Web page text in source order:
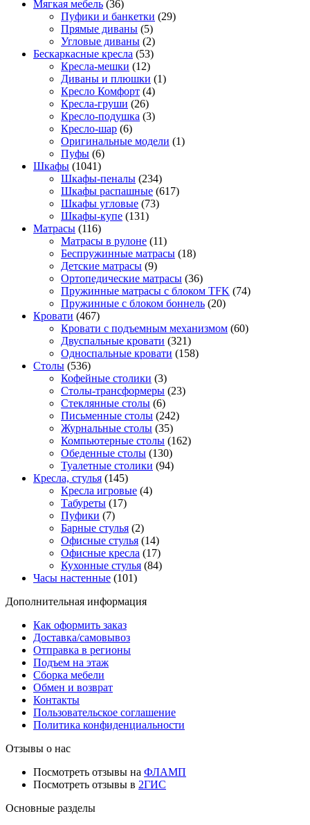
Мягкая мебель (36)
Пуфики и банкетки (29)
Прямые диваны (5)
Угловые диваны (2)
Бескаркасные кресла (53)
Кресла-мешки (12)
Диваны и плюшки (1)
Кресло Комфорт (4)
Кресла-груши (26)
Кресло-подушка (3)
Кресло-шар (6)
Оригинальные модели (1)
Пуфы (6)
Шкафы (1041)
Шкафы-пеналы (234)
Шкафы распашные (617)
Шкафы угловые (73)
Шкафы-купе (131)
Матрасы (116)
Матрасы в рулоне (11)
Беспружинные матрасы (18)
Детские матрасы (9)
Ортопедические матрасы (36)
Пружинные матрасы с блоком TFK (74)
Пружинные с блоком боннель (20)
Кровати (467)
Кровати с подъемным механизмом (60)
Двуспальные кровати (321)
Односпальные кровати (158)
Столы (536)
Кофейные столики (3)
Столы-трансформеры (23)
Стеклянные столы (6)
Письменные столы (242)
Журнальные столы (35)
Компьютерные столы (162)
Обеденные столы (130)
Туалетные столики (94)
Кресла, стулья (145)
Кресла игровые (4)
Табуреты (17)
Пуфики (7)
Барные стулья (2)
Офисные стулья (14)
Офисные кресла (17)
Кухонные стулья (84)
Часы настенные (101)
Дополнительная информация
Как оформить заказ
Доставка/самовывоз
Отправка в регионы
Подъем на этаж
Сборка мебели
Обмен и возврат
Контакты
Пользовательское соглашение
Политика конфиденциальности
Отзывы о нас
Посмотреть отзывы на ФЛАМП
Посмотреть отзывы в 2ГИС
Основные разделы